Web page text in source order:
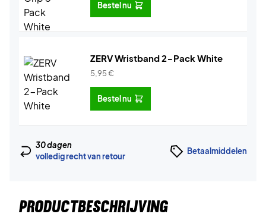
Bestel nu
ZERV Wristband 2-Pack White
5,95€
Bestel nu
30 dagen
volledig recht van retour
Betaalmiddelen
PRODUCTBESCHRIJVING